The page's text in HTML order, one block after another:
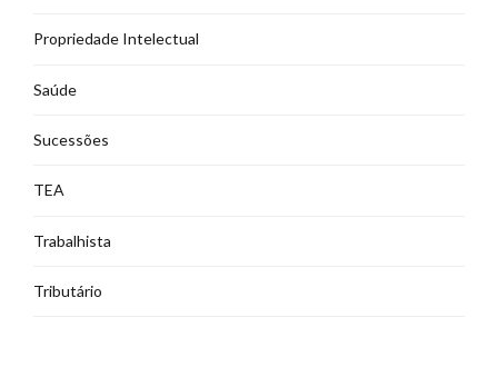
Propriedade Intelectual
Saúde
Sucessões
TEA
Trabalhista
Tributário